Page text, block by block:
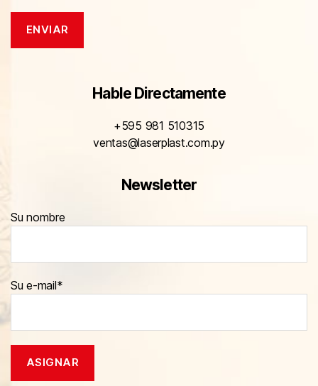
Hable Directamente
+595 981 510315
ventas@laserplast.com.py
Newsletter
Su nombre
Su e-mail*